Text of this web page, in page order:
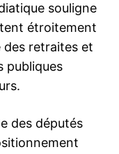
souligne
étroitement
des retraites et
publiques
des députés